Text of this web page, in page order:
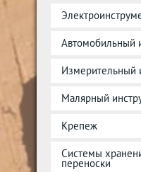
Автомобильный
Измерительный
Малярный
Крепеж
Системы
переноски